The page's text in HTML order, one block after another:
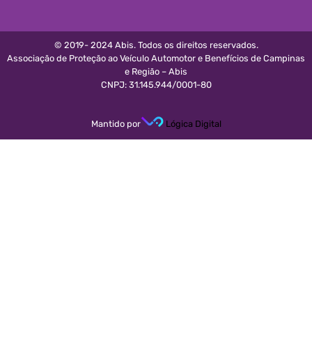
© 2019- 2024 Abis. Todos os direitos reservados.
Associação de Proteção ao Veículo Automotor e Benefícios de Campinas
e Região – Abis
CNPJ: 31.145.944/0001-80
Mantido por Lógica Digital